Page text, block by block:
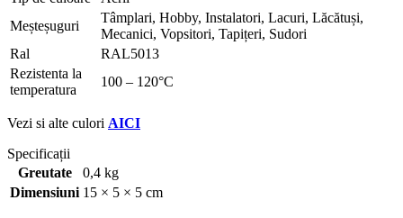
Meșteșuguri
Tâmplari, Hobby, Instalatori, Lacuri, Lăcătuși,
Mecanici, Vopsitori, Tapițeri, Sudori
Ral
RAL5013
Rezistenta la
temperatura
100 – 120°C
Vezi si alte culori AICI
Specificații
Greutate
0,4 kg
Dimensiuni 15 × 5 × 5 cm